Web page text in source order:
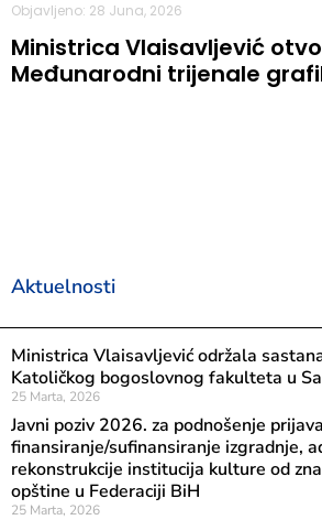
Objavljeno: 28 Juna, 2026
Ministrica Vlaisavljević
Međunarodni trijenale
Aktuelnosti
Ministrica Vlaisavljević održala
Katoličkog bogoslovnog fakulteta u
25 Marta, 2026
Javni poziv 2026. za podnošenje
finansiranje/sufinansiranje izgradnje,
rekonstrukcije institucija kulture od
opštine u Federaciji BiH
25 Marta, 2026